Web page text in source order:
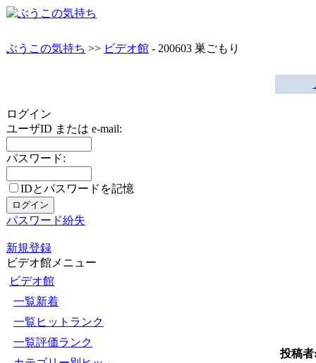
ぶうこの気持ち >> ビデオ館 - 200603 巣ごもり
ログイン
ユーザID または e-mail:
パスワード:
IDとパスワードを記憶
パスワード紛失
新規登録
ビデオ館メニュー
ビデオ館
一覧新着
一覧ヒットランク
一覧評価ランク
投稿